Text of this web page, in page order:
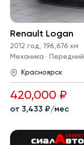
Renault Logan
2012 год, 196,676 км
Механика · Передний
Красноярск
420,000 ₽
от 3,433 ₽/мес